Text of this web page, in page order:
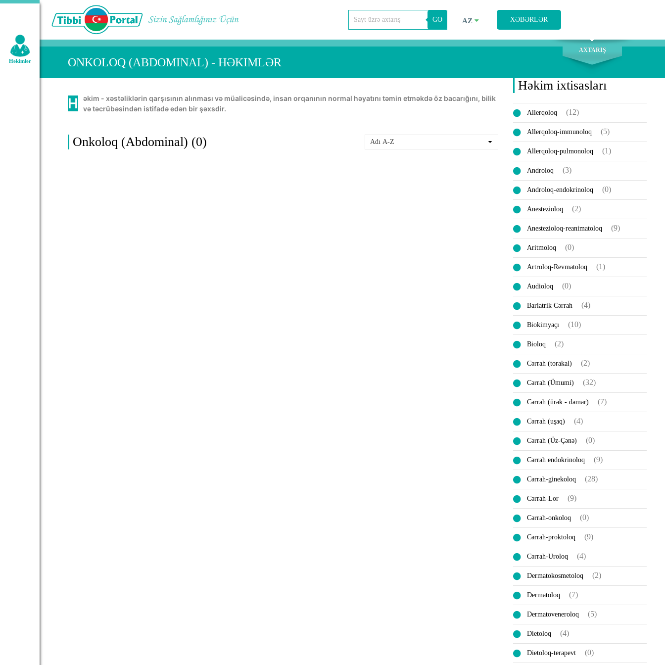
XƏBƏRLƏR
AZ
GO
Geniş axtarış:
AXTARIŞ
Həkimlər ONKOLOQ (ABDOMINAL) - HƏKIMLƏR
Həkim - xəstəliklərin qarşısının alınması və müalicəsində, insan orqanının normal həyatını təmin etməkdə öz bacarığını, bilik və təcrübəsindən istifadə edən bir şəxsdir.
Onkoloq (Abdominal) (0)
Həkim ixtisasları
Allerqoloq (12)
Allerqoloq-immunoloq (5)
Allerqoloq-pulmonoloq (1)
Androloq (3)
Androloq-endokrinoloq (0)
Anestezioloq (2)
Anestezioloq-reanimatoloq (9)
Aritmoloq (0)
Artroloq-Revmatoloq (1)
Audioloq (0)
Bariatrik Cərrah (4)
Biokimyaçı (10)
Bioloq (2)
Cərrah (torakal) (2)
Cərrah (Ümumi) (32)
Cərrah (ürək - damar) (7)
Cərrah (uşaq) (4)
Cərrah (Üz-Çənə) (0)
Cərrah endokrinoloq (9)
Cərrah-ginekoloq (28)
Cərrah-Lor (9)
Cərrah-onkoloq (0)
Cərrah-proktoloq (9)
Cərrah-Uroloq (4)
Dermatokosmetoloq (2)
Dermatoloq (7)
Dermatoveneroloq (5)
Dietoloq (4)
Dietoloq-terapevt (0)